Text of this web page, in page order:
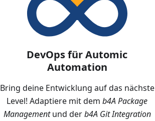
DevOps für Automic
Automation
Bring deine Entwicklung auf das nächste
Level! Adaptiere mit demb4A Package
Managementund derb4A Git Integration